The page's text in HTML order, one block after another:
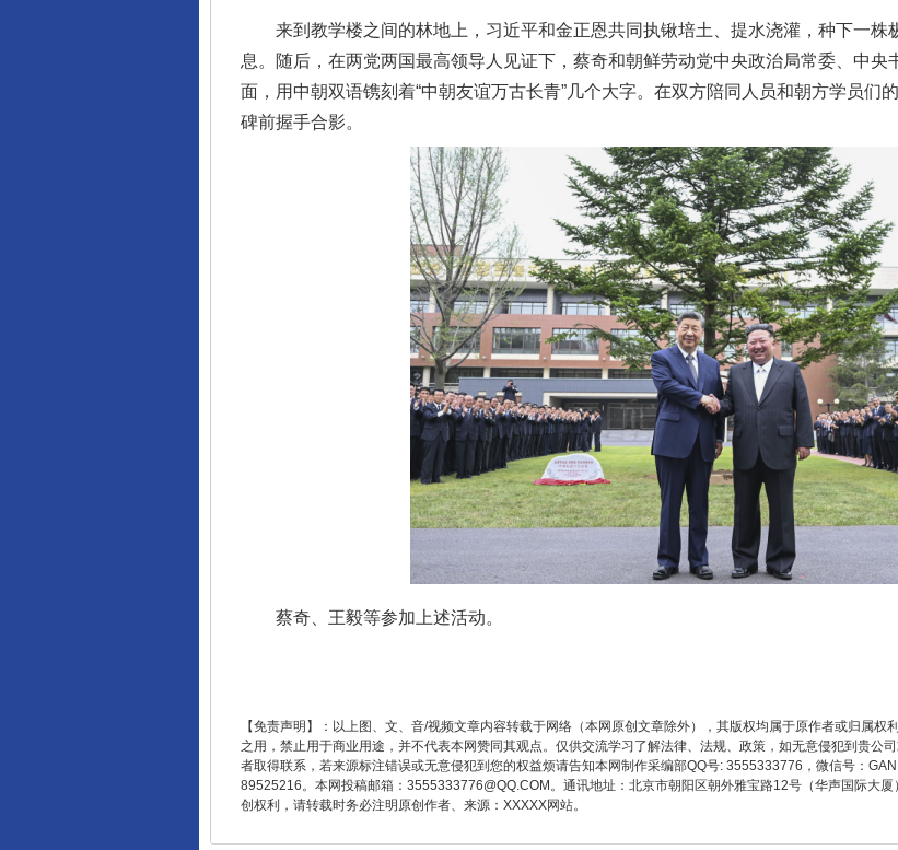
来到教学楼之间的林地上，习近平和金正恩共同执锹培土、提水浇灌，种下一株
息。随后，在两党两国最高领导人见证下，蔡奇和朝鲜劳动党中央政治局常委、中
面，用中朝双语镌刻着“中朝友谊万古长青”几个大字。在双方陪同人员和朝方学员们
碑前握手合影。
蔡奇、王毅等参加上述活动。
【免责声明】：以上图、文、音/视频文章内容转载于网络（本网原创文章除外），其版权均属于原作者或归属
之用，禁止用于商业用途，并不代表本网赞同其观点。仅供交流学习了解法律、法规、政策，如无意侵犯到贵公
者取得联系，若来源标注错误或无意侵犯到您的权益烦请告知本网制作采编部QQ号: 3555333776，微信号：
89525216。本网投稿邮箱：3555333776@QQ.COM。通讯地址：北京市朝阳区朝外雅宝路12号（华声国际大
创权利，请转载时务必注明原创作者、来源：XXXXX网站。
东山县通报“牛蛙产品抗生素超标问题” 法徽映军营 权益有保障
千年窑火 生生不息 一批国家标准开始实施
揭开“小金库”的免责幌子